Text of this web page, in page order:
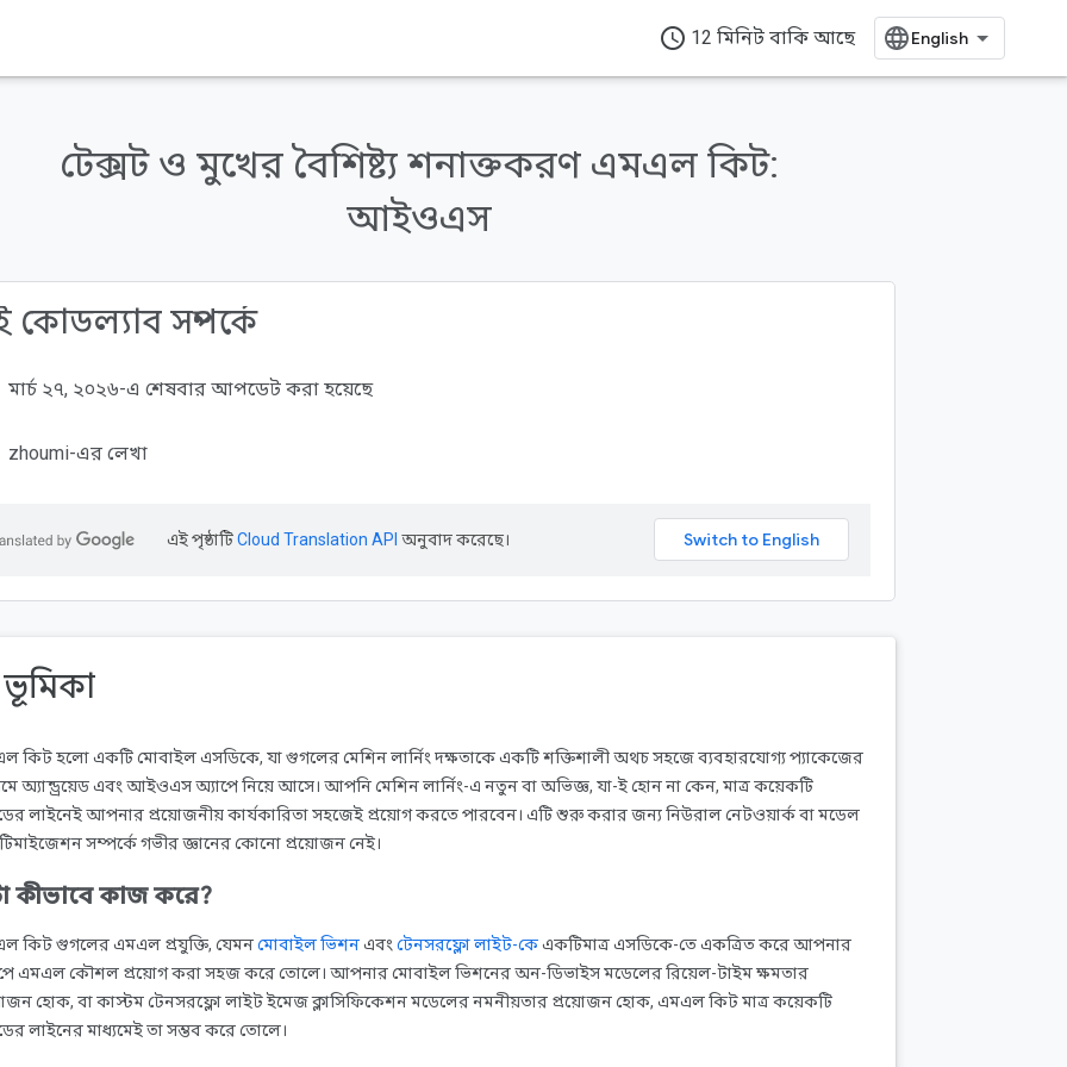
access_time 12 মিনিট বাকি আছে
টেক্সট ও মুখের বৈশিষ্ট্য শনাক্তকরণ এমএল কিট:
আইওএস
কোডল্যাব সম্পর্কে
মার্চ ২৭, ২০২৬-এ শেষবার আপডেট করা হয়েছে
zhoumi-এর লেখা
এই পৃষ্ঠাটিCloud Translation API অনুবাদ করেছে।
কিট হলো একটি মোবাইল এসডিকে, যা গুগলের মেশিন লার্নিং দক্ষতাকে একটি শক্তিশালী অথচ সহজে ব্যবহারযোগ্য প্যাকেজের
অ্যান্ড্রয়েড এবং আইওএস অ্যাপে নিয়ে আসে। আপনি মেশিন লার্নিং-এ নতুন বা অভিজ্ঞ, যা-ই হোন না কেন, মাত্র কয়েকটি
লাইনেই আপনার প্রয়োজনীয় কার্যকারিতা সহজেই প্রয়োগ করতে পারবেন। এটি শুরু করার জন্য নিউরাল নেটওয়ার্ক বা মডেল
সম্পর্কে গভীর জ্ঞানের কোনো প্রয়োজন নেই।
কীভাবে কাজ করে?
কিট গুগলের এমএল প্রযুক্তি, যেমনমোবাইল ভিশন এবং টেনসরফ্লো লাইট-কে একটিমাত্র এসডিকে-তে একত্রিত করে আপনার
এমএল কৌশল প্রয়োগ করা সহজ করে তোলে। আপনার মোবাইল ভিশনের অন-ডিভাইস মডেলের রিয়েল-টাইম ক্ষমতার
হোক, বা কাস্টম টেনসরফ্লো লাইট ইমেজ ক্লাসিফিকেশন মডেলের নমনীয়তার প্রয়োজন হোক, এমএল কিট মাত্র কয়েকটি
লাইনের মাধ্যমেই তা সম্ভব করে তোলে।